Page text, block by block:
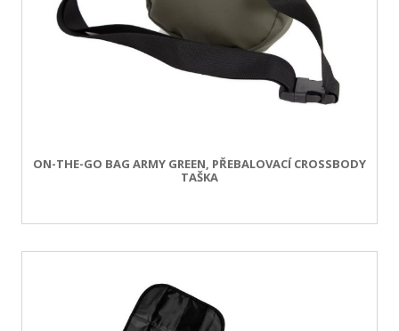
ON-THE-GO BAG ARMY GREEN, PŘEBALOVACÍ CROSSBODY
TAŠKA